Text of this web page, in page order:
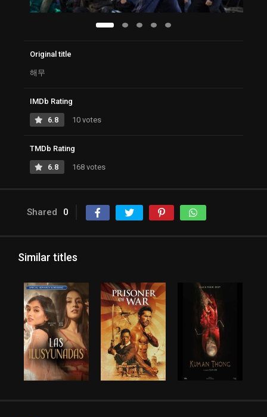
Original title
해무
IMDb Rating
6.8 10 votes
TMDb Rating
6.8 168 votes
Shared 0
Similar titles